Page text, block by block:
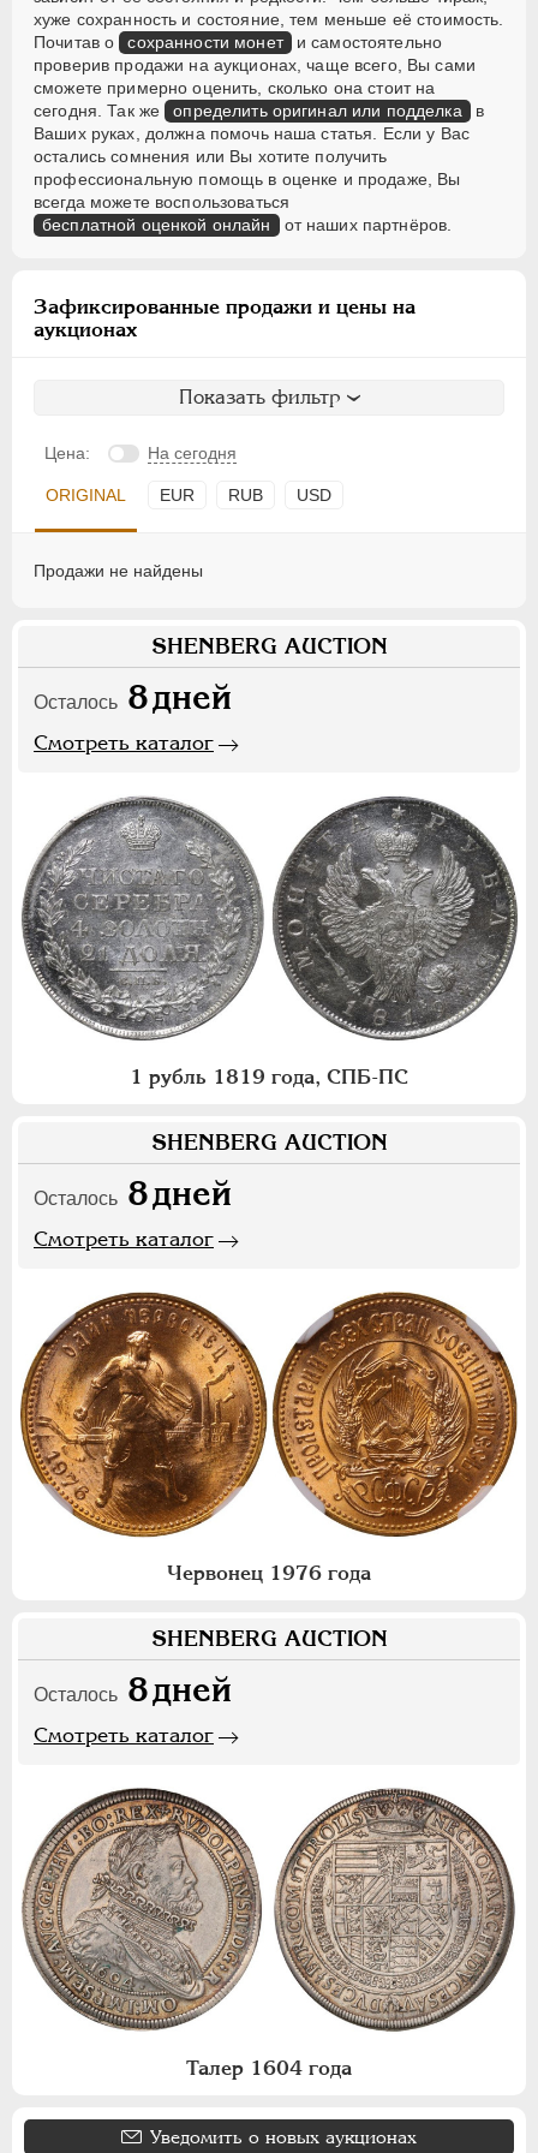
хуже сохранность и состояние, тем меньше её стоимость.
Почитав о сохранности монет и самостоятельно
проверив продажи на аукционах, чаще всего, Вы сами
сможете примерно оценить, сколько она стоит на
сегодня. Так же определить оригинал или подделка в
Ваших руках, должна помочь наша статья. Если у Вас
остались сомнения или Вы хотите получить
профессиональную помощь в оценке и продаже, Вы
всегда можете воспользоваться
бесплатной оценкой онлайн от наших партнёров.
Зафиксированные продажи и цены на
аукционах
Показать фильтр
Цена: На сегодня
ORIGINAL EUR RUB USD
Продажи не найдены
SHENBERG AUCTION
Осталось 8дней
Смотреть каталог
1 рубль 1819 года, СПБ-ПС
SHENBERG AUCTION
Осталось 8дней
Смотреть каталог
Червонец 1976 года
SHENBERG AUCTION
Осталось 8дней
Смотреть каталог
Талер 1604 года
Уведомить о новых аукционах